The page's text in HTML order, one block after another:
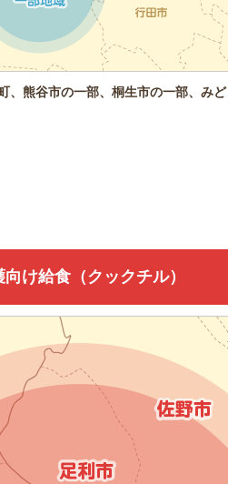
、熊谷市の一部、桐生市の一部、み
向け給食（クックチル）